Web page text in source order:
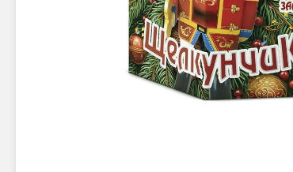
Маленькие фейерверки
Средние фейерверки
Большие фейерверки
Супер-фейерверки